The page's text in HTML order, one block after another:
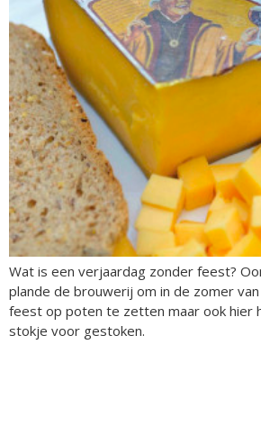
Wat is een verjaardag zonder feest?
plande de brouwerij om in de zomer
feest op poten te zetten maar ook hier
stokje voor gestoken.